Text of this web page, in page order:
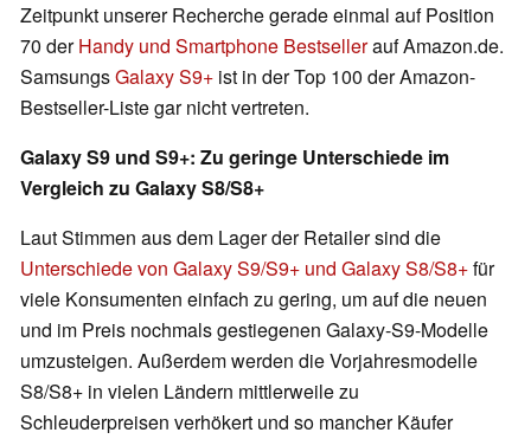
Zeitpunkt unserer Recherche gerade einmal auf Position
70 derHandy und Smartphone Bestsellerauf Amazon.de.
SamsungsGalaxy S9+ ist in der Top 100 der Amazon-
Bestseller-Liste gar nicht vertreten.
Galaxy S9 und S9+: Zu geringe Unterschiede im
Vergleich zu Galaxy S8/S8+
Laut Stimmen aus dem Lager der Retailer sind die
Unterschiede von Galaxy S9/S9+ und Galaxy S8/S8+für
viele Konsumenten einfach zu gering, um auf die neuen
und im Preis nochmals gestiegenen Galaxy-S9-Modelle
umzusteigen. Außerdem werden die Vorjahresmodelle
S8/S8+ in vielen Ländern mittlerweile zu
Schleuderpreisen verhökert und so mancher Käufer